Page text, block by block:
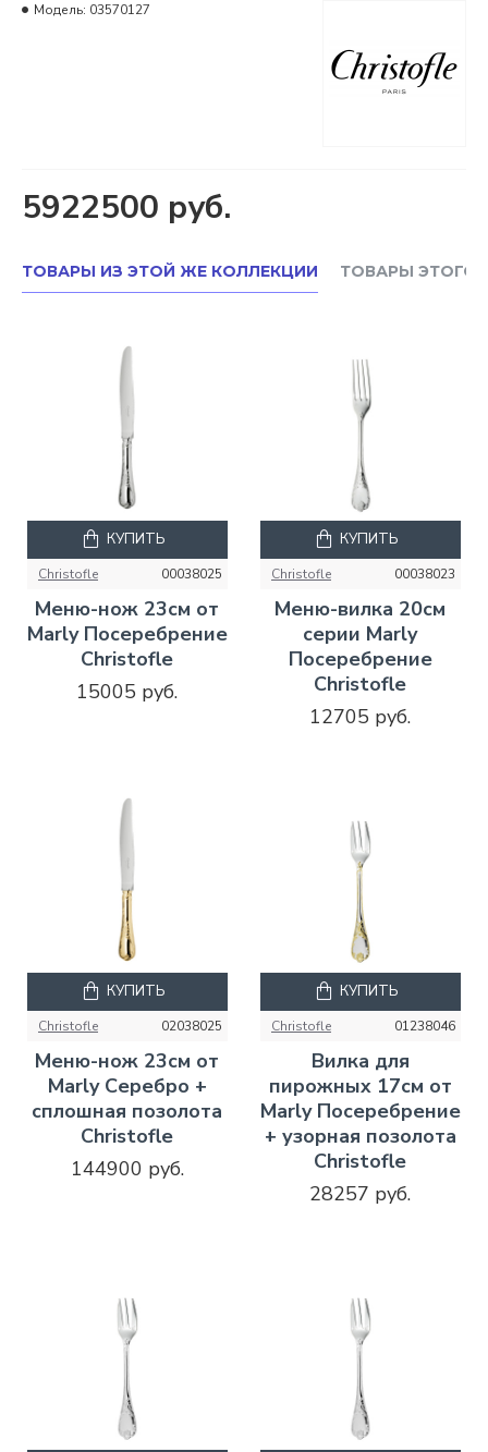
5922500 руб.
Модель: 03570127
ТОВАРЫ ИЗ ЭТОЙ ЖЕ КОЛЛЕКЦИИ ТОВАРЫ ЭТОГО
Christofle 00038025
Меню-нож 23см от
Marly Посеребрение
Christofle
15005 руб.
КУПИТЬ
Christofle 00038023
Меню-вилка 20см
серии Marly
Посеребрение
Christofle
12705 руб.
КУПИТЬ
Christofle 02038025
Mеню-нож 23см от
Marly Серебро +
сплошная позолота
Christofle
144900 руб.
КУПИТЬ
Christofle 01238046
Вилка для
пирожных 17см от
Marly Посеребрение
+ узорная позолота
Christofle
28257 руб.
КУПИТЬ